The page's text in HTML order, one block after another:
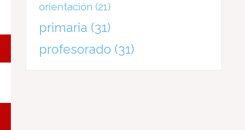
orientación (21)
primaria (31)
profesorado (31)